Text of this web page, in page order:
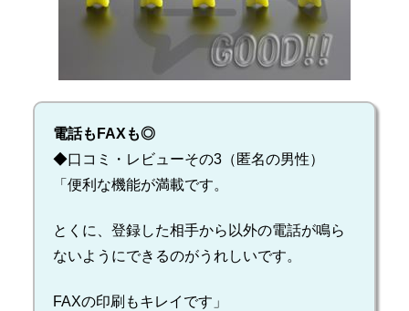
電話もFAXも◎
◆口コミ・レビューその3（匿名の男性）
「便利な機能が満載です。
とくに、登録した相手から以外の電話が鳴ら
ないようにできるのがうれしいです。
FAXの印刷もキレイです」